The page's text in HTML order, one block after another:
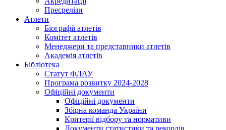
Пресрелізи
Атлети
Біографії атлетів
Комітет атлетів
Менеджери та представники атлетів
Академія атлетів
Бібліотека
Статут ФЛАУ
Програма розвитку 2024-2028
Офіційні документи
Офіційні документи
Збірна команда України
Критерії відбору та нормативи
Документи статистики та рекордів